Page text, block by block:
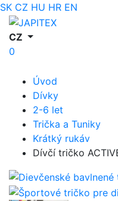
SK CZ HU HR EN
CZ
0
Úvod
Dívky
2-6 let
Trička a Tuniky
Krátký rukáv
Dívčí tričko